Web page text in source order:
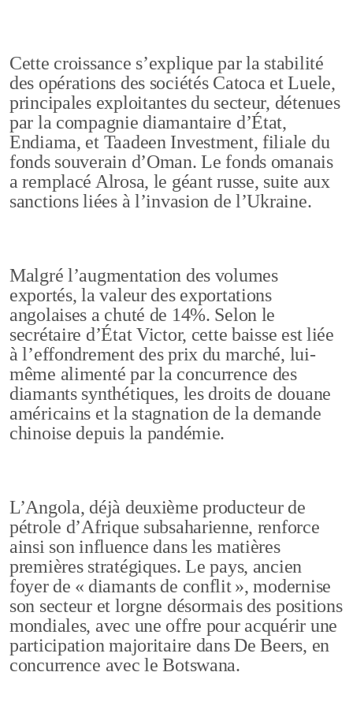
Cette croissance s’explique par la stabilité
des opérations des sociétés Catoca et Luele,
principales exploitantes du secteur, détenues
par la compagnie diamantaire d’État,
Endiama, et Taadeen Investment, filiale du
fonds souverain d’Oman. Le fonds omanais
a remplacé Alrosa, le géant russe, suite aux
sanctions liées à l’invasion de l’Ukraine.
Malgré l’augmentation des volumes
exportés, la valeur des exportations
angolaises a chuté de 14%. Selon le
secrétaire d’État Victor, cette baisse est liée
à l’effondrement des prix du marché, lui-
même alimenté par la concurrence des
diamants synthétiques, les droits de douane
américains et la stagnation de la demande
chinoise depuis la pandémie.
L’Angola, déjà deuxième producteur de
pétrole d’Afrique subsaharienne, renforce
ainsi son influence dans les matières
premières stratégiques. Le pays, ancien
foyer de « diamants de conflit », modernise
son secteur et lorgne désormais des positions
mondiales, avec une offre pour acquérir une
participation majoritaire dans De Beers, en
concurrence avec le Botswana.